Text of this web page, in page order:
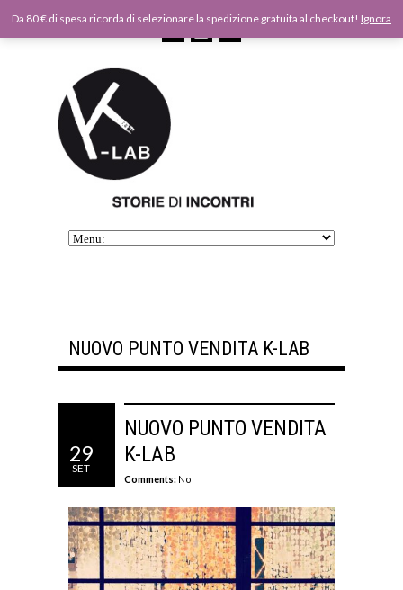
NUOVO PUNTO VENDITA K-LAB
29
SET
NUOVO PUNTO VENDITA
K-LAB
Comments: No
Da 80 € di spesa ricorda di selezionare la spedizione gratuita al checkout! Ignora